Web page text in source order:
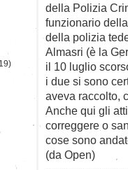
della Polizia
funzionario
della polizia
Almasri (è la
il 10 luglio
i due si sono
aveva raccolto,
Anche qui gli
correggere o
cose sono
(da Open)